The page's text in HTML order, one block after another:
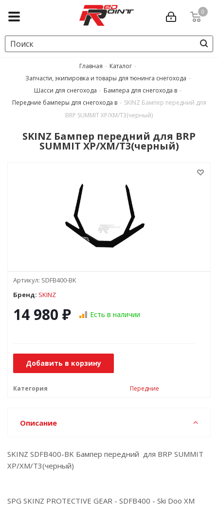
0
Главная - Каталог -
Запчасти, экипировка и товары для тюнинга снегохода -
Шасси для снегохода - Бампера для снегохода в -
Передние бамперы для снегохода в - SKINZ Бампер передний для
BRP SUMMIT XP/XM/T3(черный)
SKINZ Бампер передний для BRP
SUMMIT XP/XM/T3(черный)
Артикул: SDFB400-BK
Бренд: SKINZ
14 980 ₽ Есть в наличии
Добавить в корзину
Категория Передние
Описание
SKINZ SDFB400-BK Бампер передний для BRP SUMMIT
XP/XM/T3(черный)
SPG SKINZ PROTECTIVE GEAR - SDFB400 - Ski Doo XM